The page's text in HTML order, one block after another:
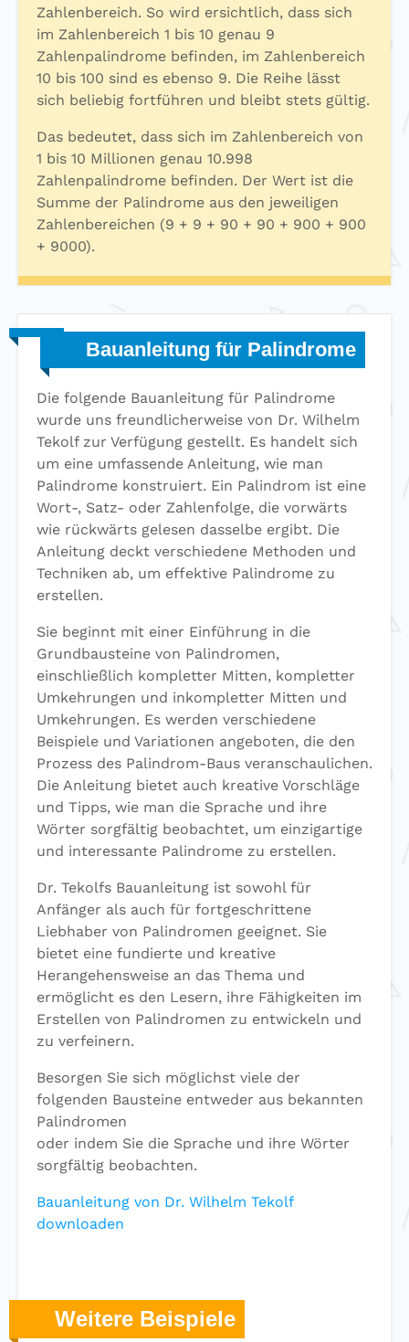
Zahlenbereich. So wird ersichtlich, dass sich
im Zahlenbereich 1 bis 10 genau 9
Zahlenpalindrome befinden, im Zahlenbereich
10 bis 100 sind es ebenso 9. Die Reihe lässt
sich beliebig fortführen und bleibt stets gültig.
Das bedeutet, dass sich im Zahlenbereich von
1 bis 10 Millionen genau 10.998
Zahlenpalindrome befinden. Der Wert ist die
Summe der Palindrome aus den jeweiligen
Zahlenbereichen (9 + 9 + 90 + 90 + 900 + 900
+ 9000).
Bauanleitung für Palindrome
Die folgende Bauanleitung für Palindrome
wurde uns freundlicherweise von Dr. Wilhelm
Tekolf zur Verfügung gestellt. Es handelt sich
um eine umfassende Anleitung, wie man
Palindrome konstruiert. Ein Palindrom ist eine
Wort-, Satz- oder Zahlenfolge, die vorwärts
wie rückwärts gelesen dasselbe ergibt. Die
Anleitung deckt verschiedene Methoden und
Techniken ab, um effektive Palindrome zu
erstellen.
Sie beginnt mit einer Einführung in die
Grundbausteine von Palindromen,
einschließlich kompletter Mitten, kompletter
Umkehrungen und inkompletter Mitten und
Umkehrungen. Es werden verschiedene
Beispiele und Variationen angeboten, die den
Prozess des Palindrom-Baus veranschaulichen.
Die Anleitung bietet auch kreative Vorschläge
und Tipps, wie man die Sprache und ihre
Wörter sorgfältig beobachtet, um einzigartige
und interessante Palindrome zu erstellen.
Dr. Tekolfs Bauanleitung ist sowohl für
Anfänger als auch für fortgeschrittene
Liebhaber von Palindromen geeignet. Sie
bietet eine fundierte und kreative
Herangehensweise an das Thema und
ermöglicht es den Lesern, ihre Fähigkeiten im
Erstellen von Palindromen zu entwickeln und
zu verfeinern.
Besorgen Sie sich möglichst viele der
folgenden Bausteine entweder aus bekannten
Palindromen
oder indem Sie die Sprache und ihre Wörter
sorgfältig beobachten.
Bauanleitung von Dr. Wilhelm Tekolf
downloaden
Weitere Beispiele